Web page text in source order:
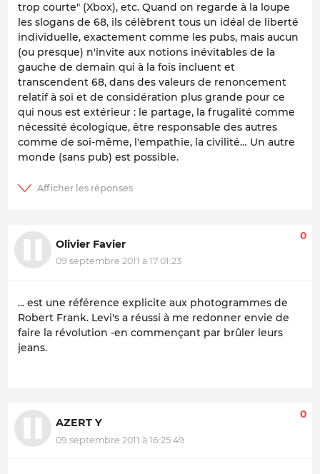
trop courte" (Xbox), etc. Quand on regarde à la loupe
les slogans de 68, ils célèbrent tous un idéal de liberté
individuelle, exactement comme les pubs, mais aucun
(ou presque) n'invite aux notions inévitables de la
gauche de demain qui à la fois incluent et
transcendent 68, dans des valeurs de renoncement
relatif à soi et de considération plus grande pour ce
qui nous est extérieur : le partage, la frugalité comme
nécessité écologique, être responsable des autres
comme de soi-même, l'empathie, la civilité… Un autre
monde (sans pub) est possible.
Olivier Favier
09 septembre 2011 à 17:01:23
0
... est une référence explicite aux photogrammes de
Robert Frank. Levi's a réussi à me redonner envie de
faire la révolution -en commençant par brûler leurs
jeans.
AZERT Y
09 septembre 2011 à 16:25:49
0